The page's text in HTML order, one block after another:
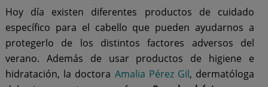
Hoy día existen diferentes productos de cuidado
específico para el cabello que pueden ayudarnos a
protegerlo de los distintos factores adversos del
verano. Además de usar productos de higiene e
hidratación, la doctora Amalia Pérez Gil, dermatóloga